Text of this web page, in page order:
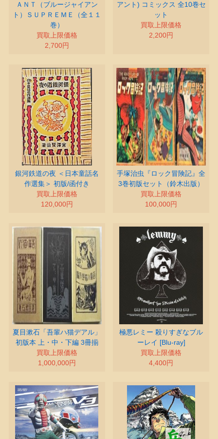
ＡＮＴ（ブルージャイアン
ト）ＳＵＰＲＥＭＥ（全１１
巻）
買取上限価格
2,700円
アント) コミックス 全10巻セ
ット
買取上限価格
2,200円
銀河鉄道の夜 ＜日本童話名
作選集＞ 初版/函付き
買取上限価格
120,000円
手塚治虫『ロック冒険記』全
3巻初版セット（鈴木出版）
買取上限価格
100,000円
夏目漱石「吾輩ハ猫デアル」
初版本 上・中・下編 3冊揃
買取上限価格
1,000,000円
極悪レミー 殺りすぎなブル
ーレイ [Blu-ray]
買取上限価格
4,400円